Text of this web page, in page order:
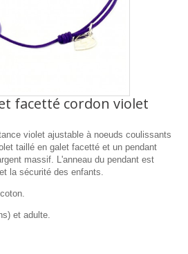
facetté cordon violet
violet ajustable à noeuds coulissants
taillé en galet facetté et un pendant
massif.
L'anneau du pendant est
la sécurité des enfants.
et adulte.